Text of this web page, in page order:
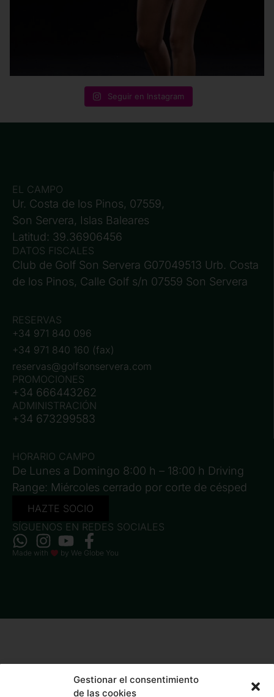
Gestionar el consentimiento
de las cookies
Seguir en Instagram
EL CAMPO
Ur. Costa de los Pinos, 07559,
Son Servera, Islas Baleares
Latitud: 39.36906456
DATOS FISCALES
Club de Golf Son Servera G07049513 Urb. Costa
de los Pinos, Calle Golf s/n 07559 Son Servera
RESERVAS
+34 971 840 096
+34 971 840 160 (fax)
reservas@golfsonservera.com
PROMOCIONES
+34 666443262
ADMINISTRACIÓN
+34 673299583
HORARIO CAMPO
De Lunes a Domingo 8:00 h – 18:00 h Driving
Range: Miércoles cerrado por corte de césped
HAZTE SOCIO
SÍGUENOS EN REDES SOCIALES
Made with by We Globe You